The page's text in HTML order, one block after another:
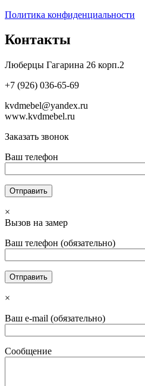
Политика конфиденциальности
Контакты
Люберцы Гагарина 26 корп.2
+7 (926) 036-65-69
kvdmebel@yandex.ru
www.kvdmebel.ru
Заказать звонок
Ваш телефон
×
Вызов на замер
Ваш телефон (обязательно)
×
Ваш e-mail (обязательно)
Сообщение